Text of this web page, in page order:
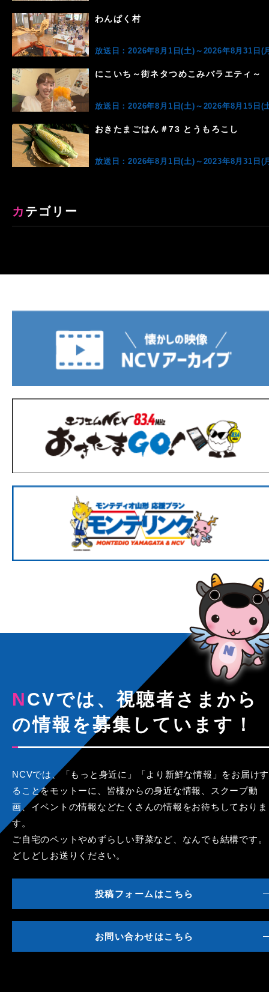
わんぱく村
放送日：2026年8月1日(土)～2026年8月31日(
にこいち～街ネタつめこみバラエティ～
放送日：2026年8月1日(土)～2026年8月15日(
おきたまごはん＃73 とうもろこし
放送日：2026年8月1日(土)～2023年8月31日(
カテゴリー
NCVでは、視聴者さまから
の情報を募集しています！
NCVでは、「もっと身近に」「より新鮮な情報」をお届けす
ることをモットーに、皆様からの身近な情報、スクープ動
画、イベントの情報などたくさんの情報をお待ちしておりま
す。
ご自宅のペットやめずらしい野菜など、なんでも結構です。
どしどしお送りください。
投稿フォームはこちら
お問い合わせはこちら